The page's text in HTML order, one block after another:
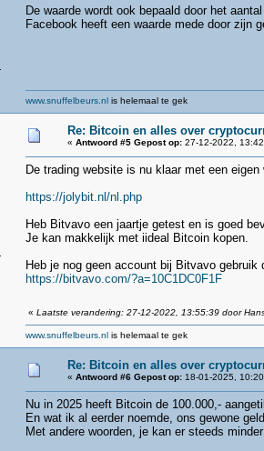
De waarde wordt ook bepaald door het
Facebook heeft een waarde mede door zijn
www.snuffelbeurs.nlis helemaal te gek
Re: Bitcoin en alles over
« Antwoord #5 Gepost op:27-12-2022,
De trading website is nu klaar met een
https://jolybit.nl/nl.php
Heb Bitvavo een jaartje getest en is goed
Je kan makkelijk met iideal Bitcoin kopen.
Heb je nog geen account bij Bitvavo
https://bitvavo.com/?a=10C1DC0F1F
« Laatste verandering: 27-12-2022, 13:55:39 door
www.snuffelbeurs.nlis helemaal te gek
Re: Bitcoin en alles over
« Antwoord #6 Gepost op:18-01-2025,
Nu in 2025 heeft Bitcoin de 100.000,-
En wat ik al eerder noemde, ons gewone
Met andere woorden, je kan er steeds